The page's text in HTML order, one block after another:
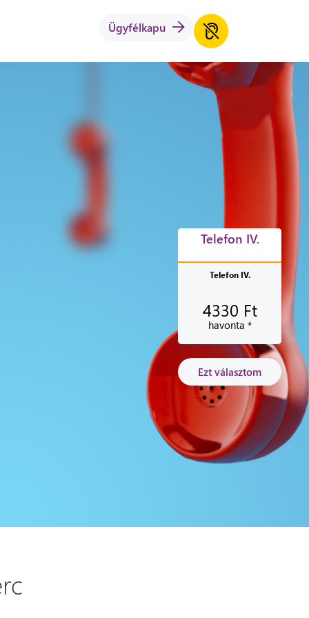
Ügyfélkapu
Telefon IV.
Telefon IV.
4330 Ft
havonta *
Ezt választom